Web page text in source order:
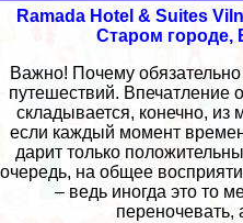
Ramada Hotel & Suites
Старом городе,
Важно! Почему обязательно
путешествий. Впечатление
складывается, конечно, из
если каждый момент
дарит только
очередь, на общее
– ведь иногда это то